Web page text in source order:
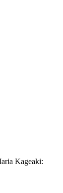
Kageaki: